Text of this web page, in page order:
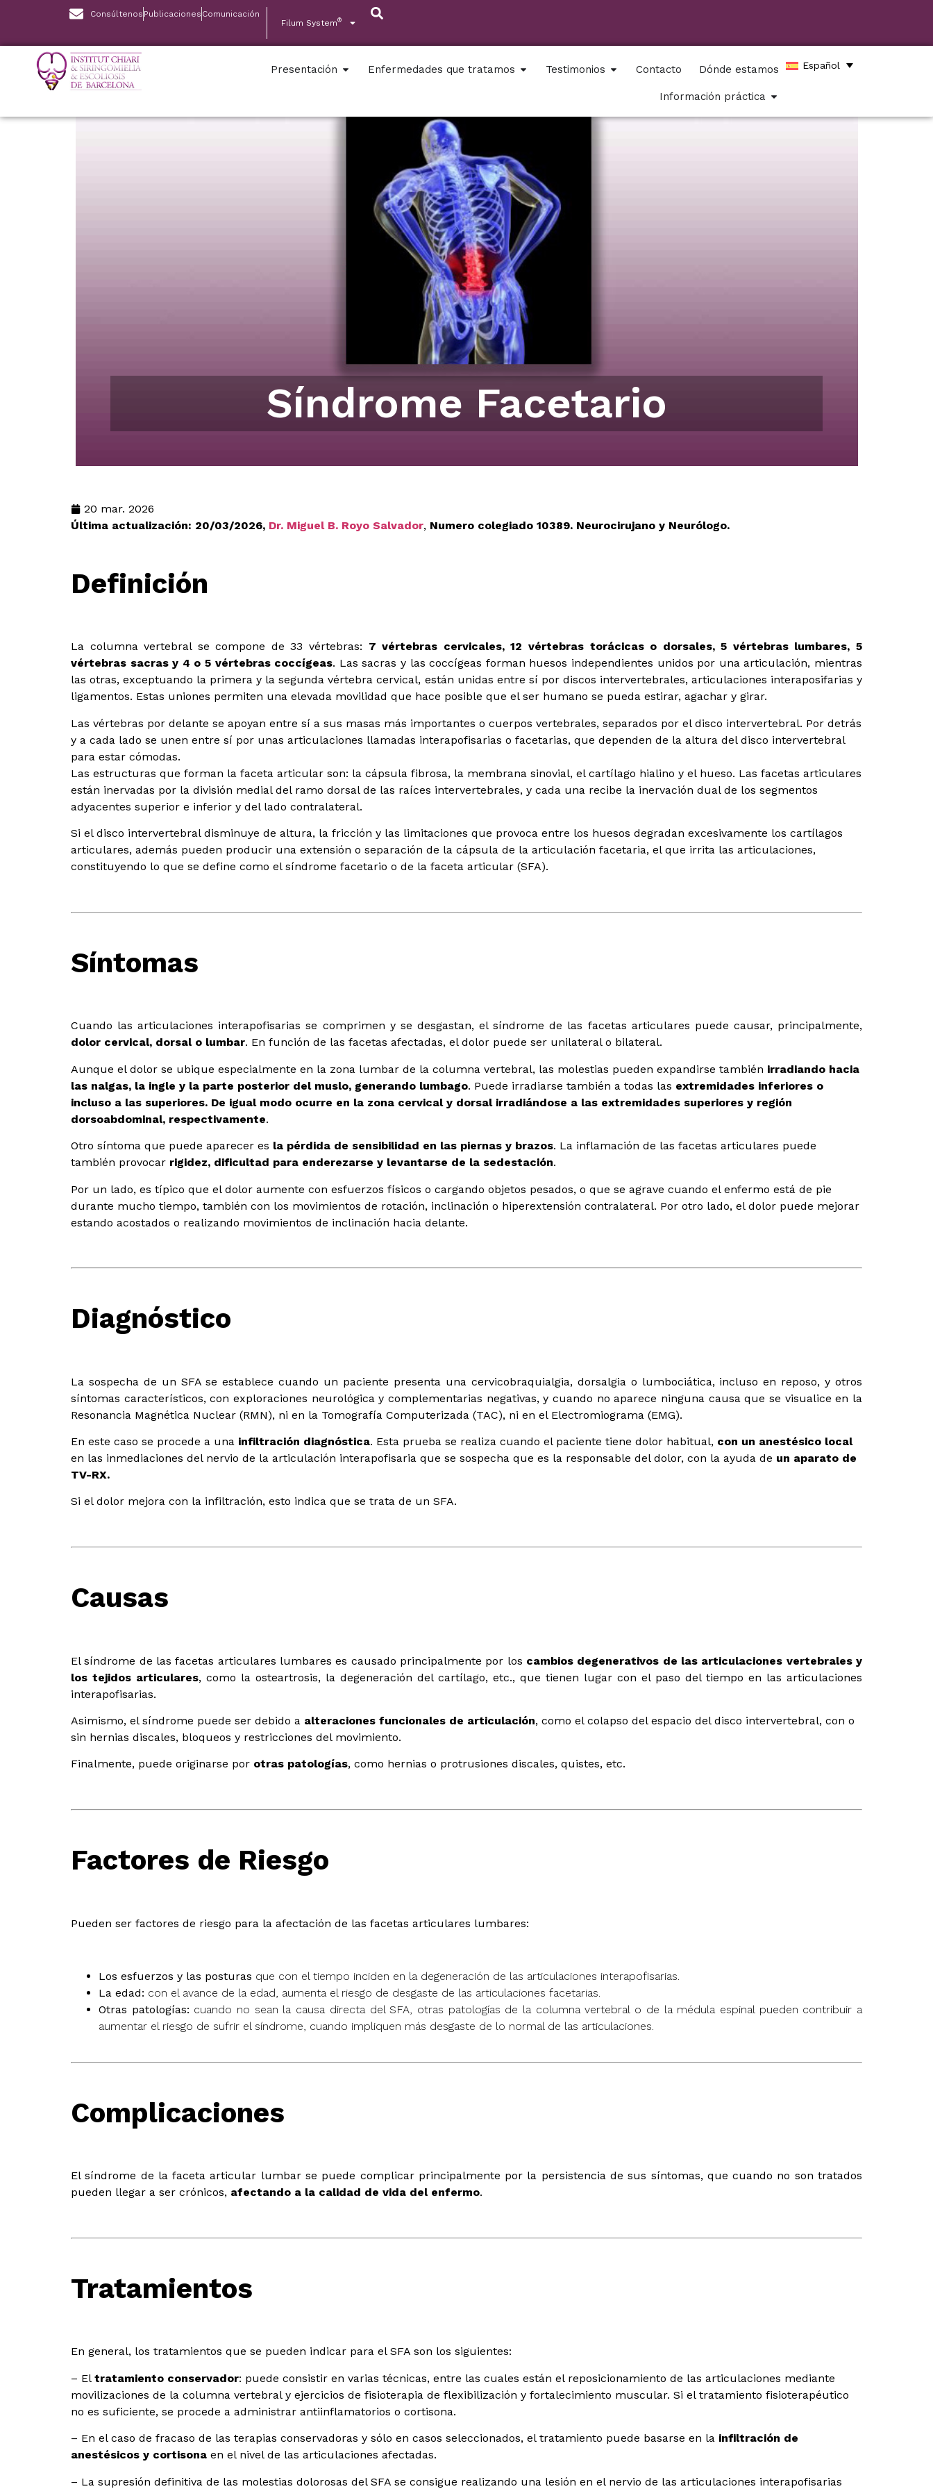
Consúltenos Publicaciones Comunicación
Filum System®
Presentación Enfermedades que tratamos Testimonios Contacto Dónde estamos
Información práctica
Español
Síndrome Facetario
20 mar. 2026
Última actualización: 20/03/2026, Dr. Miguel B. Royo Salvador, Numero colegiado 10389. Neurocirujano y Neurólogo.
Definición
La columna vertebral se compone de 33 vértebras: 7 vértebras cervicales, 12 vértebras torácicas o dorsales, 5 vértebras lumbares, 5
vértebras sacras y 4 o 5 vértebras coccígeas. Las sacras y las coccígeas forman huesos independientes unidos por una articulación, mientras
las otras, exceptuando la primera y la segunda vértebra cervical, están unidas entre sí por discos intervertebrales, articulaciones interaposifarias y
ligamentos. Estas uniones permiten una elevada movilidad que hace posible que el ser humano se pueda estirar, agachar y girar.
Las vértebras por delante se apoyan entre sí a sus masas más importantes o cuerpos vertebrales, separados por el disco intervertebral. Por detrás
y a cada lado se unen entre sí por unas articulaciones llamadas interapofisarias o facetarias, que dependen de la altura del disco intervertebral
para estar cómodas.
Las estructuras que forman la faceta articular son: la cápsula fibrosa, la membrana sinovial, el cartílago hialino y el hueso. Las facetas articulares
están inervadas por la división medial del ramo dorsal de las raíces intervertebrales, y cada una recibe la inervación dual de los segmentos
adyacentes superior e inferior y del lado contralateral.
Si el disco intervertebral disminuye de altura, la fricción y las limitaciones que provoca entre los huesos degradan excesivamente los cartílagos
articulares, además pueden producir una extensión o separación de la cápsula de la articulación facetaria, el que irrita las articulaciones,
constituyendo lo que se define como el síndrome facetario o de la faceta articular (SFA).
Síntomas
Cuando las articulaciones interapofisarias se comprimen y se desgastan, el síndrome de las facetas articulares puede causar, principalmente,
dolor cervical, dorsal o lumbar. En función de las facetas afectadas, el dolor puede ser unilateral o bilateral.
Aunque el dolor se ubique especialmente en la zona lumbar de la columna vertebral, las molestias pueden expandirse también irradiando hacia
las nalgas, la ingle y la parte posterior del muslo, generando lumbago. Puede irradiarse también a todas las extremidades inferiores o
incluso a las superiores. De igual modo ocurre en la zona cervical y dorsal irradiándose a las extremidades superiores y región
dorsoabdominal, respectivamente.
Otro síntoma que puede aparecer es la pérdida de sensibilidad en las piernas y brazos. La inflamación de las facetas articulares puede
también provocar rigidez, dificultad para enderezarse y levantarse de la sedestación.
Por un lado, es típico que el dolor aumente con esfuerzos físicos o cargando objetos pesados, o que se agrave cuando el enfermo está de pie
durante mucho tiempo, también con los movimientos de rotación, inclinación o hiperextensión contralateral. Por otro lado, el dolor puede mejorar
estando acostados o realizando movimientos de inclinación hacia delante.
Diagnóstico
La sospecha de un SFA se establece cuando un paciente presenta una cervicobraquialgia, dorsalgia o lumbociática, incluso en reposo, y otros
síntomas característicos, con exploraciones neurológica y complementarias negativas, y cuando no aparece ninguna causa que se visualice en la
Resonancia Magnética Nuclear (RMN), ni en la Tomografía Computerizada (TAC), ni en el Electromiograma (EMG).
En este caso se procede a una infiltración diagnóstica. Esta prueba se realiza cuando el paciente tiene dolor habitual, con un anestésico local
en las inmediaciones del nervio de la articulación interapofisaria que se sospecha que es la responsable del dolor, con la ayuda de un aparato de
TV-RX.
Si el dolor mejora con la infiltración, esto indica que se trata de un SFA.
Causas
El síndrome de las facetas articulares lumbares es causado principalmente por los cambios degenerativos de las articulaciones vertebrales y
los tejidos articulares, como la osteartrosis, la degeneración del cartílago, etc., que tienen lugar con el paso del tiempo en las articulaciones
interapofisarias.
Asimismo, el síndrome puede ser debido a alteraciones funcionales de articulación, como el colapso del espacio del disco intervertebral, con o
sin hernias discales, bloqueos y restricciones del movimiento.
Finalmente, puede originarse por otras patologías, como hernias o protrusiones discales, quistes, etc.
Factores de Riesgo
Pueden ser factores de riesgo para la afectación de las facetas articulares lumbares:
Los esfuerzos y las posturas que con el tiempo inciden en la degeneración de las articulaciones interapofisarias.
La edad: con el avance de la edad, aumenta el riesgo de desgaste de las articulaciones facetarias.
Otras patologías: cuando no sean la causa directa del SFA, otras patologías de la columna vertebral o de la médula espinal pueden contribuir a
aumentar el riesgo de sufrir el síndrome, cuando impliquen más desgaste de lo normal de las articulaciones.
Complicaciones
El síndrome de la faceta articular lumbar se puede complicar principalmente por la persistencia de sus síntomas, que cuando no son tratados
pueden llegar a ser crónicos, afectando a la calidad de vida del enfermo.
Tratamientos
En general, los tratamientos que se pueden indicar para el SFA son los siguientes:
– El tratamiento conservador: puede consistir en varias técnicas, entre las cuales están el reposicionamiento de las articulaciones mediante
movilizaciones de la columna vertebral y ejercicios de fisioterapia de flexibilización y fortalecimiento muscular. Si el tratamiento fisioterapéutico
no es suficiente, se procede a administrar antiinflamatorios o cortisona.
– En el caso de fracaso de las terapias conservadoras y sólo en casos seleccionados, el tratamiento puede basarse en la infiltración de
anestésicos y cortisona en el nivel de las articulaciones afectadas.
– La supresión definitiva de las molestias dolorosas del SFA se consigue realizando una lesión en el nervio de las articulaciones interapofisarias